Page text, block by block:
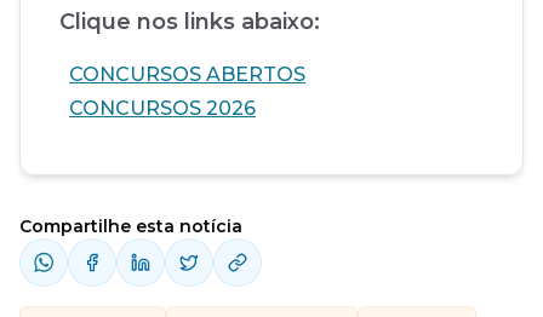
Clique nos links abaixo:
CONCURSOS ABERTOS
CONCURSOS 2026
Compartilhe esta notícia